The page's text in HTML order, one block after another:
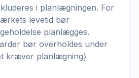
i planlægningen. For
levetid bør
planlægges.
bør overholdes under
kræver planlægning}